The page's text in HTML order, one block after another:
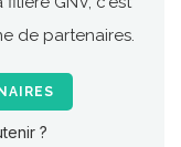
de partenaires.
?